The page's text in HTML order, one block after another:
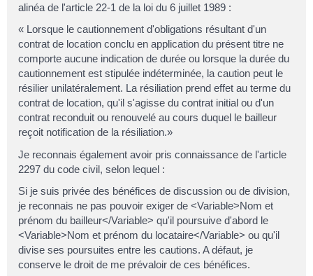
alinéa de l'article 22-1 de la loi du 6 juillet 1989 :
« Lorsque le cautionnement d'obligations résultant d'un
contrat de location conclu en application du présent titre ne
comporte aucune indication de durée ou lorsque la durée du
cautionnement est stipulée indéterminée, la caution peut le
résilier unilatéralement. La résiliation prend effet au terme du
contrat de location, qu'il s'agisse du contrat initial ou d'un
contrat reconduit ou renouvelé au cours duquel le bailleur
reçoit notification de la résiliation.»
Je reconnais également avoir pris connaissance de l'article
2297 du code civil, selon lequel :
Si je suis privée des bénéfices de discussion ou de division,
je reconnais ne pas pouvoir exiger de <Variable>Nom et
prénom du bailleur</Variable> qu'il poursuive d'abord le
<Variable>Nom et prénom du locataire</Variable> ou qu'il
divise ses poursuites entre les cautions. A défaut, je
conserve le droit de me prévaloir de ces bénéfices.